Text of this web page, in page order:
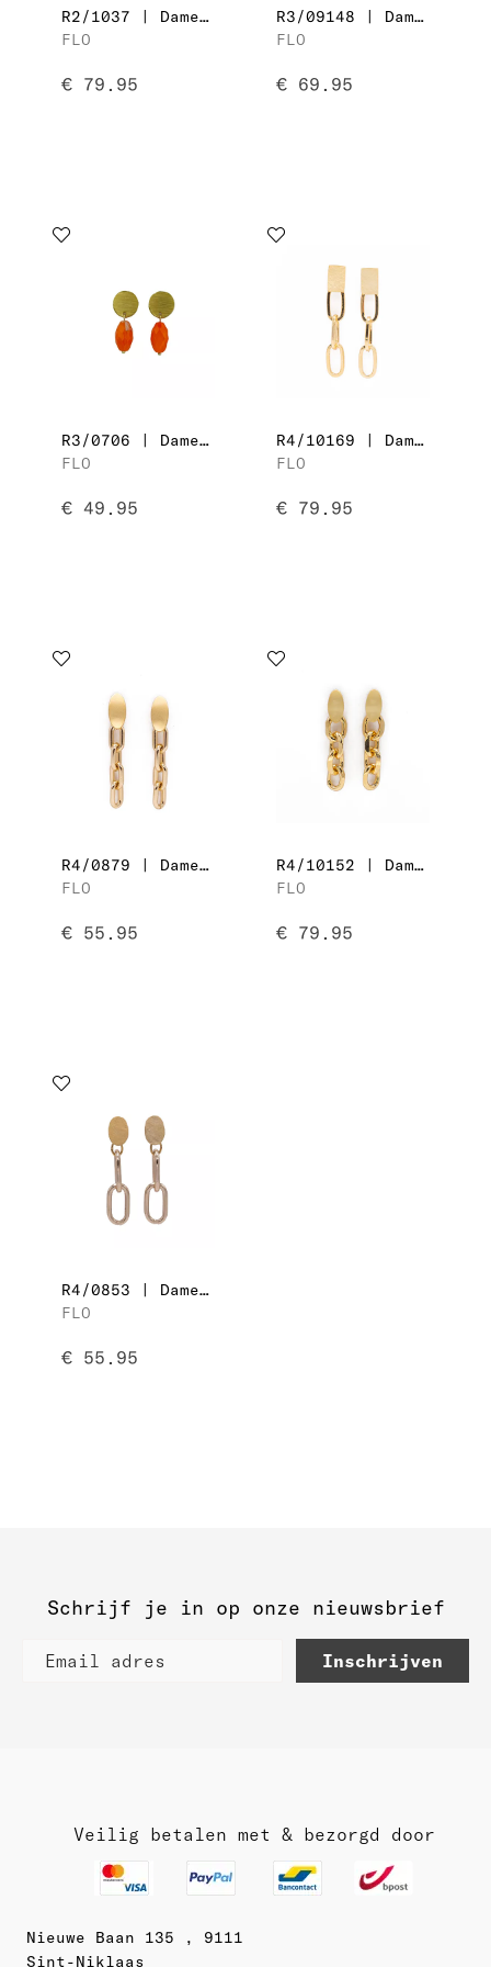
R2/1037 | Dames Oorbellen
FLO
€ 79.95
R3/09148 | Dames Oorbellen
FLO
€ 69.95
R3/0706 | Dames Oorbellen
FLO
€ 49.95
R4/10169 | Dames Oorbellen
FLO
€ 79.95
R4/0879 | Dames Oorbellen
FLO
€ 55.95
R4/10152 | Dames Oorbellen
FLO
€ 79.95
R4/0853 | Dames Oorbellen
FLO
€ 55.95
Schrijf je in op onze nieuwsbrief
Inschrijven
Veilig betalen met & bezorgd door
Nieuwe Baan 135 , 9111
Sint-Niklaas